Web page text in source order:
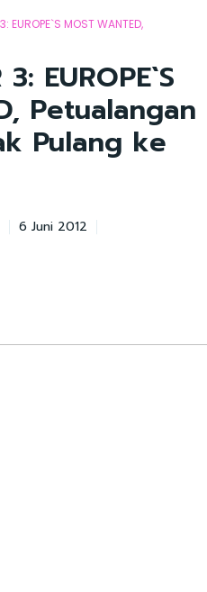
EUROPE`S MOST WANTED,
EUROPE`S
Petualangan
Pulang ke
6 Juni 2012